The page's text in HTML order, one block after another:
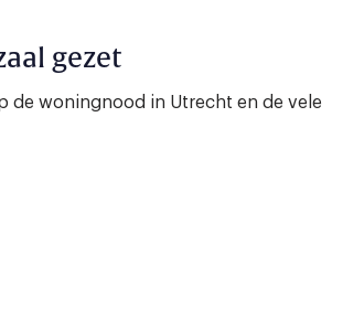
gezet
de woningnood in Utrecht en de vele